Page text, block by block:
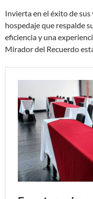
Invierta en el éxito de sus
hospedaje que respalde
eficiencia y una
Mirador del Recuerdo